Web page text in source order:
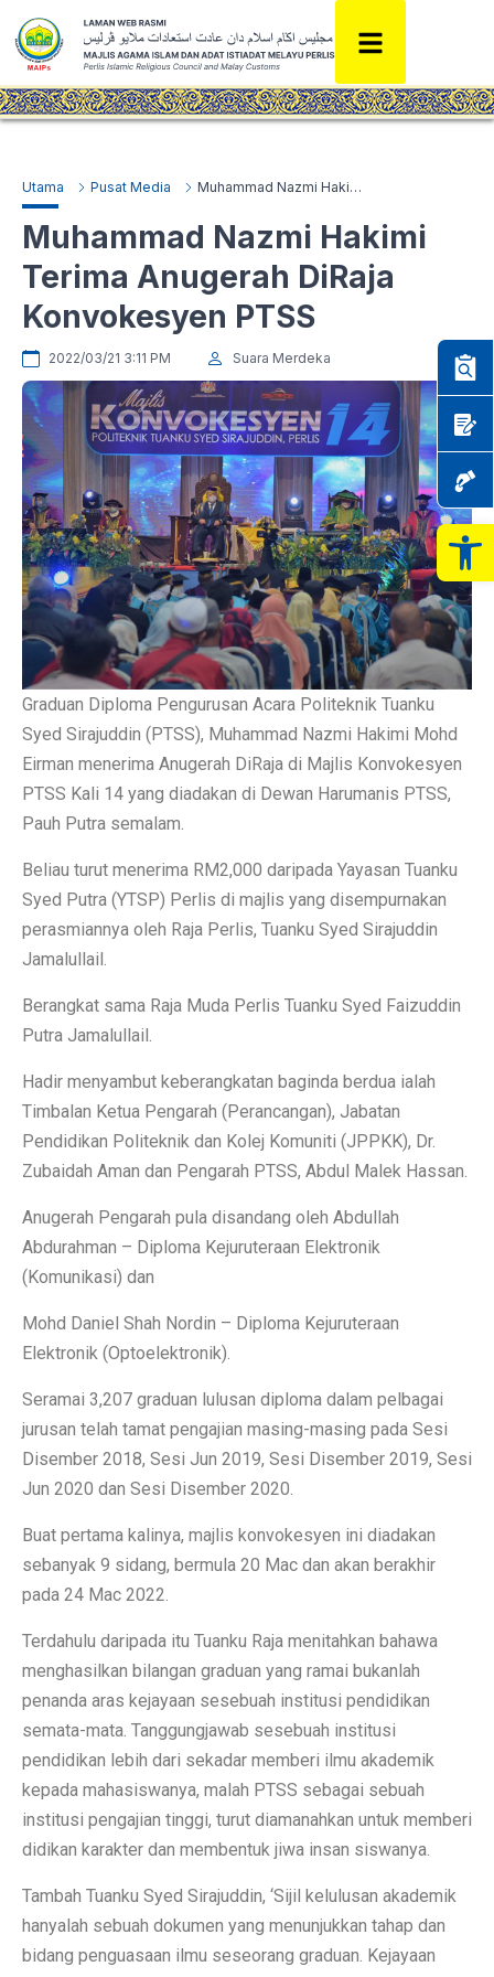
Utama Pusat Media Muhammad Nazmi Hakimi Terima Anugerah DiRaja Konvokesyen PTSS
Muhammad Nazmi Hakimi
Terima Anugerah DiRaja
Konvokesyen PTSS
2022/03/21 3:11 PM Suara Merdeka
Graduan Diploma Pengurusan Acara Politeknik Tuanku
Syed Sirajuddin (PTSS), Muhammad Nazmi Hakimi Mohd
Eirman menerima Anugerah DiRaja di Majlis Konvokesyen
PTSS Kali 14 yang diadakan di Dewan Harumanis PTSS,
Pauh Putra semalam.
Beliau turut menerima RM2,000 daripada Yayasan Tuanku
Syed Putra (YTSP) Perlis di majlis yang disempurnakan
perasmiannya oleh Raja Perlis, Tuanku Syed Sirajuddin
Jamalullail.
Berangkat sama Raja Muda Perlis Tuanku Syed Faizuddin
Putra Jamalullail.
Hadir menyambut keberangkatan baginda berdua ialah
Timbalan Ketua Pengarah (Perancangan), Jabatan
Pendidikan Politeknik dan Kolej Komuniti (JPPKK), Dr.
Zubaidah Aman dan Pengarah PTSS, Abdul Malek Hassan.
Anugerah Pengarah pula disandang oleh Abdullah
Abdurahman – Diploma Kejuruteraan Elektronik
(Komunikasi) dan
Mohd Daniel Shah Nordin – Diploma Kejuruteraan
Elektronik (Optoelektronik).
Seramai 3,207 graduan lulusan diploma dalam pelbagai
jurusan telah tamat pengajian masing-masing pada Sesi
Disember 2018, Sesi Jun 2019, Sesi Disember 2019, Sesi
Jun 2020 dan Sesi Disember 2020.
Buat pertama kalinya, majlis konvokesyen ini diadakan
sebanyak 9 sidang, bermula 20 Mac dan akan berakhir
pada 24 Mac 2022.
Terdahulu daripada itu Tuanku Raja menitahkan bahawa
menghasilkan bilangan graduan yang ramai bukanlah
penanda aras kejayaan sesebuah institusi pendidikan
semata-mata. Tanggungjawab sesebuah institusi
pendidikan lebih dari sekadar memberi ilmu akademik
kepada mahasiswanya, malah PTSS sebagai sebuah
institusi pengajian tinggi, turut diamanahkan untuk memberi
didikan karakter dan membentuk jiwa insan siswanya.
Tambah Tuanku Syed Sirajuddin, ‘Sijil kelulusan akademik
hanyalah sebuah dokumen yang menunjukkan tahap dan
bidang penguasaan ilmu seseorang graduan. Kejayaan